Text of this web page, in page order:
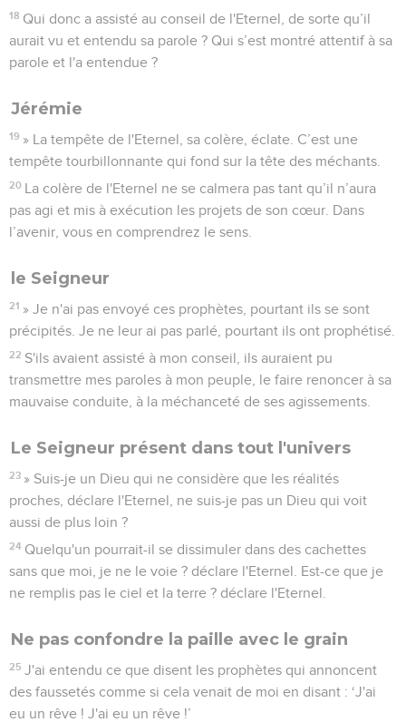
18 Qui donc a assisté au conseil de l'Eternel, de sorte qu’il
aurait vu et entendu sa parole ? Qui s’est montré attentif à sa
parole et l'a entendue ?
Jérémie
19 » La tempête de l'Eternel, sa colère, éclate. C’est une
tempête tourbillonnante qui fond sur la tête des méchants.
20 La colère de l'Eternel ne se calmera pas tant qu’il n’aura
pas agi et mis à exécution les projets de son cœur. Dans
l’avenir, vous en comprendrez le sens.
le Seigneur
21 » Je n'ai pas envoyé ces prophètes, pourtant ils se sont
précipités. Je ne leur ai pas parlé, pourtant ils ont prophétisé.
22 S'ils avaient assisté à mon conseil, ils auraient pu
transmettre mes paroles à mon peuple, le faire renoncer à sa
mauvaise conduite, à la méchanceté de ses agissements.
Le Seigneur présent dans tout l'univers
23 » Suis-je un Dieu qui ne considère que les réalités
proches, déclare l'Eternel, ne suis-je pas un Dieu qui voit
aussi de plus loin ?
24 Quelqu'un pourrait-il se dissimuler dans des cachettes
sans que moi, je ne le voie ? déclare l'Eternel. Est-ce que je
ne remplis pas le ciel et la terre ? déclare l'Eternel.
Ne pas confondre la paille avec le grain
25 J'ai entendu ce que disent les prophètes qui annoncent
des faussetés comme si cela venait de moi en disant : ‘J'ai
eu un rêve ! J'ai eu un rêve !’